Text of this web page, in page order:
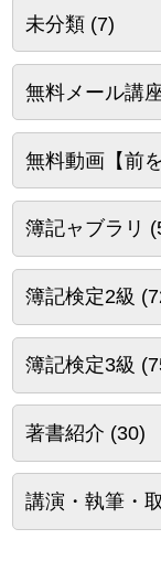
未分類(7)
無料メール講
無料動画【前
簿記ャブラリ
簿記検定2級
簿記検定3級
著書紹介 (30)
講演・執筆・